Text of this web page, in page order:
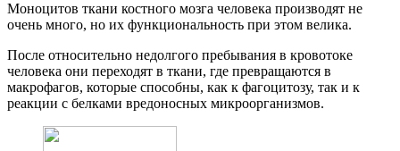
Моноцитов ткани костного мозга человека производят не
очень много, но их функциональность при этом велика.
После относительно недолгого пребывания в кровотоке
человека они переходят в ткани, где превращаются в
макрофагов, которые способны, как к фагоцитозу, так и к
реакции с белками вредоносных микроорганизмов.